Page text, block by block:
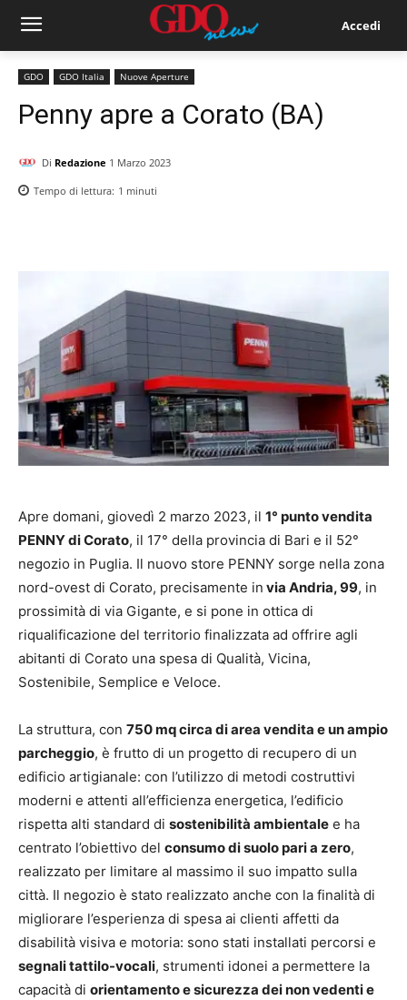
Accedi
GDO GDO Italia Nuove Aperture
Penny apre a Corato (BA)
Di Redazione 1 Marzo 2023
Tempo di lettura: 1 minuti
Apre domani, giovedì 2 marzo 2023, il 1° punto vendita
PENNY di Corato, il 17° della provincia di Bari e il 52°
negozio in Puglia. Il nuovo store PENNY sorge nella zona
nord-ovest di Corato, precisamente in via Andria, 99, in
prossimità di via Gigante, e si pone in ottica di
riqualificazione del territorio finalizzata ad offrire agli
abitanti di Corato una spesa di Qualità, Vicina,
Sostenibile, Semplice e Veloce.
La struttura, con 750 mq circa di area vendita e un ampio
parcheggio, è frutto di un progetto di recupero di un
edificio artigianale: con l’utilizzo di metodi costruttivi
moderni e attenti all’efficienza energetica, l’edificio
rispetta alti standard di sostenibilità ambientale e ha
centrato l’obiettivo del consumo di suolo pari a zero,
realizzato per limitare al massimo il suo impatto sulla
città. Il negozio è stato realizzato anche con la finalità di
migliorare l’esperienza di spesa ai clienti affetti da
disabilità visiva e motoria: sono stati installati percorsi e
segnali tattilo-vocali, strumenti idonei a permettere la
capacità di orientamento e sicurezza dei non vedenti e